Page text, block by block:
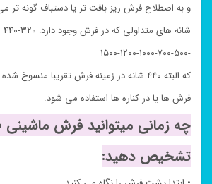
و به اصطلاح فرش ریز بافت تر یا دستباف گونه تر
شانه های متداولی که در فرش وجود دارد: ۳۲۰-۴۴۰
-۵۰۰-۷۰۰-۱۰۰۰-۱۲۰۰-۱۵۰۰
که البته ۴۴۰ شانه در زمینه فرش تقریبا
فرش ها یا در کناره ها استفاده می شود.
تشخیص دهید: